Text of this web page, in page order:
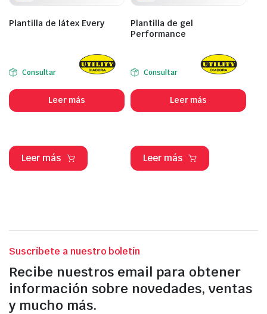
Plantilla de látex Every
Consultar
Leer más
Leer más
Plantilla de gel
Performance
Consultar
Leer más
Leer más
Suscríbete a nuestro boletín
Recibe nuestros email para obtener
información sobre novedades, ventas
y mucho más.